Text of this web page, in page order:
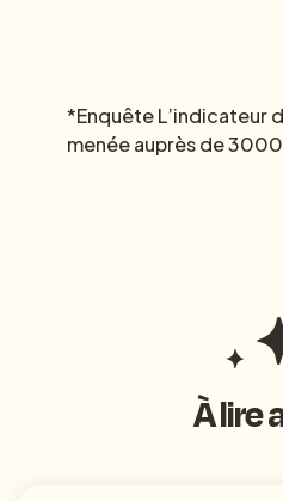
*Enquête L’indicateur
menée auprès de
À lire